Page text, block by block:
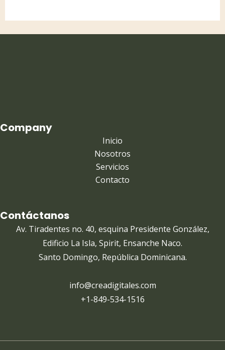
Company
Inicio
Nosotros
Servicios
Contacto
Contáctanos
Av. Tiradentes no. 40, esquina Presidente González,
Edificio La Isla, Spirit, Ensanche Naco.
Santo Domingo, República Dominicana.
info@creadigitales.com
+1-849-534-1516